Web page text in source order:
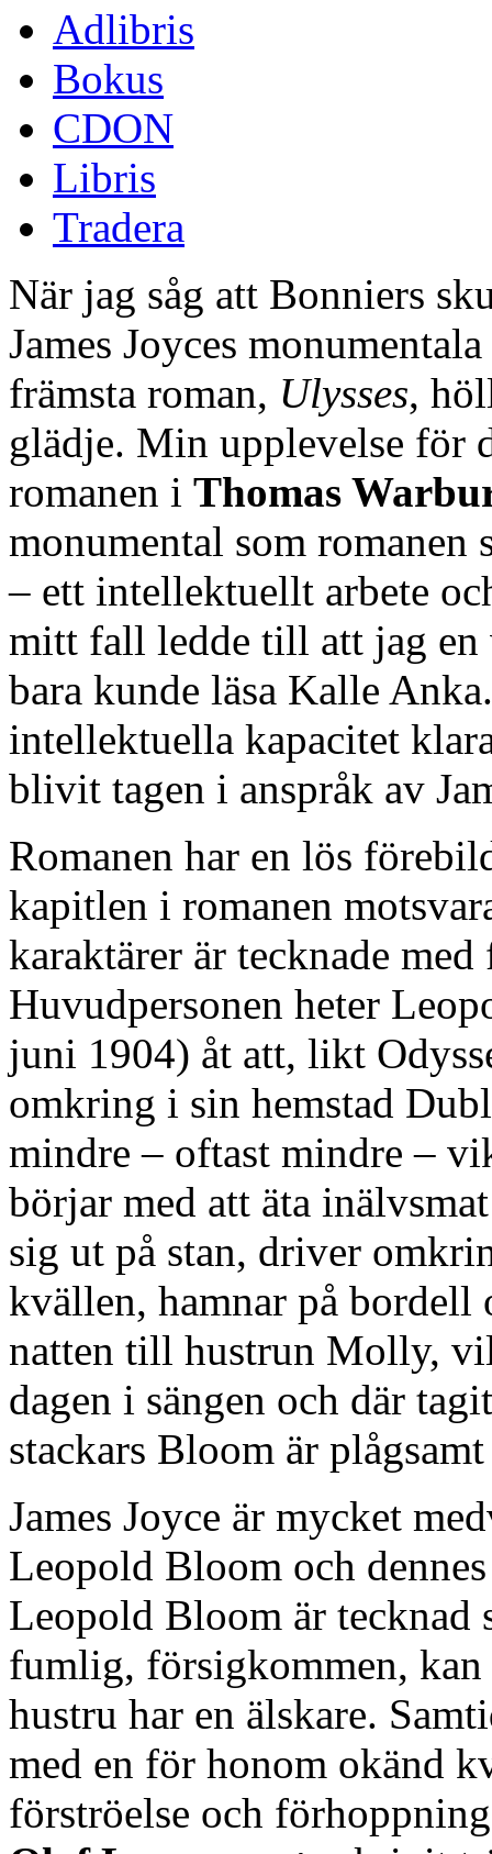
Adlibris
Bokus
CDON
Libris
Tradera
När jag såg att Bonniers
James Joyces
främsta roman, Ulysses,
glädje. Min upplevelse för
romanen i Thomas
monumental som romanen
– ett intellektuellt arbete
mitt fall ledde till att jag en
bara kunde läsa Kalle
intellektuella kapacitet
blivit tagen i anspråk av
Romanen har en lös
kapitlen i romanen
karaktärer är tecknade
Huvudpersonen heter
juni 1904) åt att, likt
omkring i sin hemstad
mindre – oftast mindre –
börjar med att äta
sig ut på stan, driver
kvällen, hamnar på
natten till hustrun Molly,
dagen i sängen och där
stackars Bloom är
James Joyce är mycket
Leopold Bloom och
Leopold Bloom är tecknad
fumlig, försigkommen, kan
hustru har en älskare.
med en för honom okänd
förströelse och